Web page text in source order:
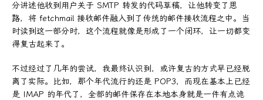
分讲述他收到用户关于 SMTP 转发的代码草稿，让他转变了思
路，将 fetchmail 接收邮件融入到了传统的邮件接收流程之中。当
时读到这一部分时，这个流程就像是形成了一个闭环，让一切都变
得复古起来了。
不过经过了几年的尝试，我最终认识到，或许复古的方式早已经脱
离了实际。比如，那个年代流行的还是 POP3，而现在基本上已经
是 IMAP 的年代了，全部的邮件保存在本地本身就是一件有点诡